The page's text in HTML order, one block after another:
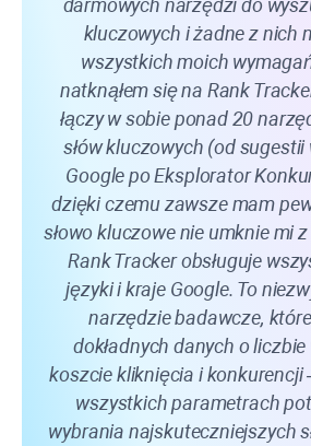
kluczowych i żadne z nich
wszystkich moich
natknąłem się na Rank
łączy w sobie ponad 20
słów kluczowych (od
Google po Eksplorator
dzięki czemu zawsze mam
słowo kluczowe nie umknie mi
Rank Trackerobsługuje
języki i kraje Google. To
narzędzie badawcze,
dokładnych danych o
koszcie kliknięcia i konkurencji
wszystkich parametrach
wybrania najskuteczniejszych